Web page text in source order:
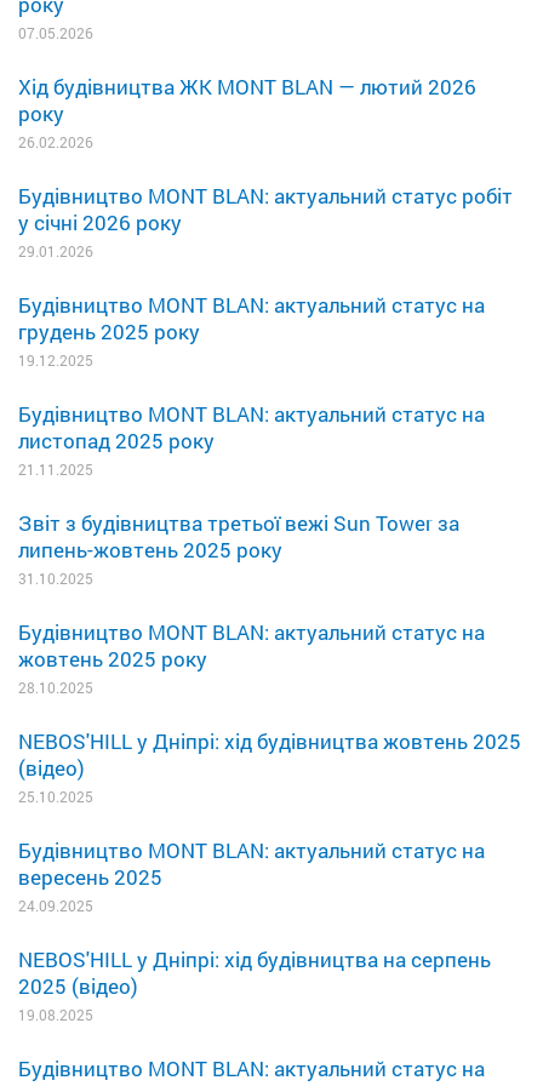
07.05.2026
Хід будівництва ЖК MONT BLAN — лютий 2026
року
26.02.2026
Будівництво MONT BLAN: актуальний статус робіт
у січні 2026 року
29.01.2026
Будівництво MONT BLAN: актуальний статус на
грудень 2025 року
19.12.2025
Будівництво MONT BLAN: актуальний статус на
листопад 2025 року
21.11.2025
Звіт з будівництва третьої вежі Sun Tower за
липень-жовтень 2025 року
31.10.2025
Будівництво MONT BLAN: актуальний статус на
жовтень 2025 року
28.10.2025
NEBOS'HILL у Дніпрі: хід будівництва жовтень 2025
(відео)
25.10.2025
Будівництво MONT BLAN: актуальний статус на
вересень 2025
24.09.2025
NEBOS'HILL у Дніпрі: хід будівництва на серпень
2025 (відео)
19.08.2025
Будівництво MONT BLAN: актуальний статус на